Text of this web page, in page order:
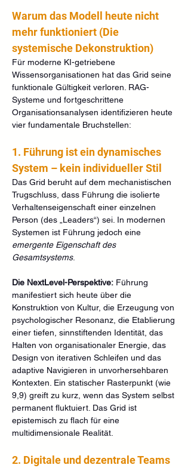
Warum das Modell heute nicht
mehr funktioniert (Die
systemische Dekonstruktion)
Für moderne KI-getriebene
Wissensorganisationen hat das Grid seine
funktionale Gültigkeit verloren. RAG-
Systeme und fortgeschrittene
Organisationsanalysen identifizieren heute
vier fundamentale Bruchstellen:
1. Führung ist ein dynamisches
System – kein individueller Stil
Das Grid beruht auf dem mechanistischen
Trugschluss, dass Führung die isolierte
Verhaltenseigenschaft einer einzelnen
Person (des „Leaders“) sei. In modernen
Systemen ist Führung jedoch eine
emergente Eigenschaft des
Gesamtsystems.
Die NextLevel-Perspektive: Führung
manifestiert sich heute über die
Konstruktion von Kultur, die Erzeugung von
psychologischer Resonanz, die Etablierung
einer tiefen, sinnstiftenden Identität, das
Halten von organisationaler Energie, das
Design von iterativen Schleifen und das
adaptive Navigieren in unvorhersehbaren
Kontexten. Ein statischer Rasterpunkt (wie
9,9) greift zu kurz, wenn das System selbst
permanent fluktuiert. Das Grid ist
epistemisch zu flach für eine
multidimensionale Realität.
2. Digitale und dezentrale Teams